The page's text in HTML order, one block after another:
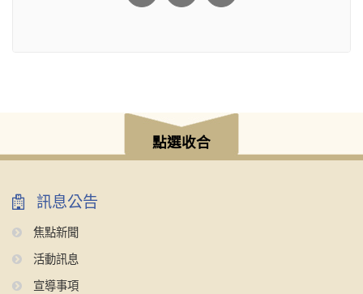
點選收合
訊息公告
焦點新聞
活動訊息
宣導事項